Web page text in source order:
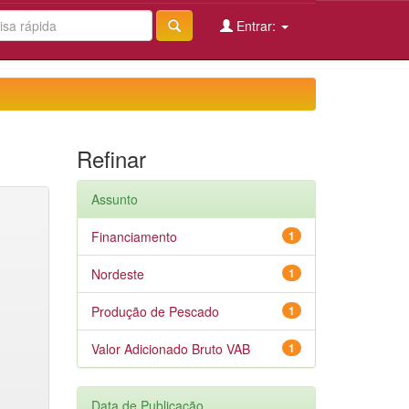
Entrar:
Refinar
Assunto
1
Financiamento
1
Nordeste
1
Produção de Pescado
1
Valor Adicionado Bruto VAB
Data de Publicação